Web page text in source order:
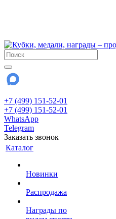
+7 (499) 151-52-01
+7 (499) 151-52-01
WhatsApp
Telegram
Заказать звонок
Каталог
Новинки
Распродажа
Награды по